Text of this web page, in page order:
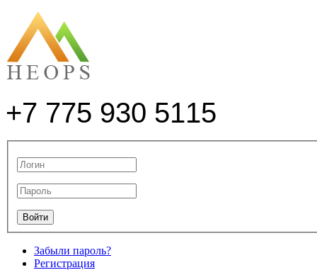
+7 775 930 5115
Забыли пароль?
Регистрация